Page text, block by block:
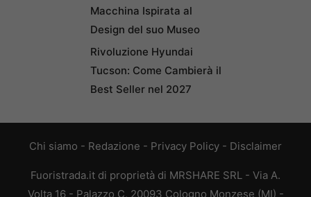
Macchina Ispirata al
Design del suo Museo
Rivoluzione Hyundai
Tucson: Come Cambierà il
Best Seller nel 2027
Chi siamo - Redazione - Privacy Policy - Disclaimer
Fuoristrada.it di proprietà di MRSHARE SRL - Via A.
Volta 16 - Palazzo C, 20093 Cologno Monzese (MI) -